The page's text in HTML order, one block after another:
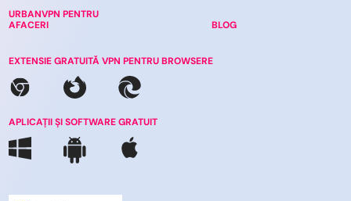
URBANVPN PENTRU
AFACERI
BLOG
EXTENSIE GRATUITĂ VPN PENTRU BROWSERE
APLICAȚII ȘI SOFTWARE GRATUIT